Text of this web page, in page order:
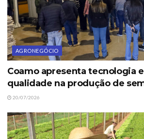
AGRONEGÓCIO
Coamo apresenta tecnologia
qualidade na produção de
20/07/2026